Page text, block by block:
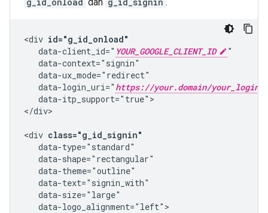
<div id="g_id_onload"
   data-client_id="
YOUR_GOOGLE_CLIENT_ID
"
   data-context="signin"
   data-ux_mode="redirect"
   data-login_uri="
https://your.domain/
   data-itp_support="true">
</div>
<div class="g_id_signin"
   data-type="standard"
   data-shape="rectangular"
   data-theme="outline"
   data-text="signin_with"
   data-size="large"
   data-logo_alignment="left">